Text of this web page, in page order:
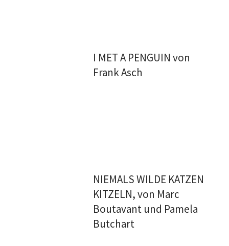
I MET A PENGUIN von
Frank Asch
NIEMALS WILDE KATZEN
KITZELN, von Marc
Boutavant und Pamela
Butchart